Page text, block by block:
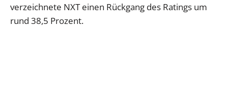
verzeichnete NXT einen Rückgang des Ratings um
rund 38,5 Prozent.